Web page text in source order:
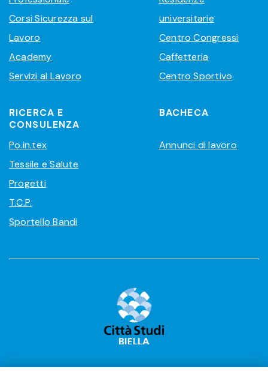
Corsi Sicurezza sul
Lavoro
Academy
Servizi al Lavoro
universitarie
Centro Congressi
Caffetteria
Centro Sportivo
RICERCA E
CONSULENZA
Po.in.tex
Tessile e Salute
Progetti
T.C.P.
Sportello Bandi
BACHECA
Annunci di lavoro